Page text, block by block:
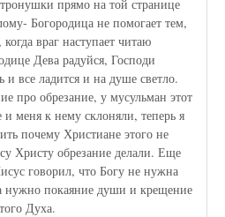
прямо на той странице
Богородица не помогает тем,
враг наступает читаю
Дева радуйся, Господи
все ладится и на душе светло.
про обрезание, у мусульман этот
меня к нему склоняли, теперь я
почему Христиане этого не
Христу обрезание делали. Еще
говорил, что Богу не нужна
а нужно покаяние души и крещение
Духа.